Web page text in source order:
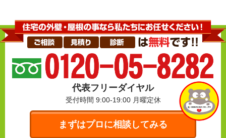
代表フリーダイヤル
受付時間 9:00-19:00 月曜定休
まずはプロに相談してみる